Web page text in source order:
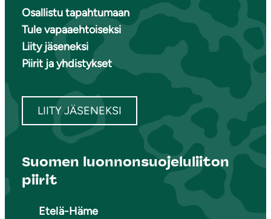
Osallistu tapahtumaan
Tule vapaaehtoiseksi
Liity jäseneksi
Piirit ja yhdistykset
LIITY JÄSENEKSI
Suomen luonnonsuojeluliiton
piirit
Etelä-Häme